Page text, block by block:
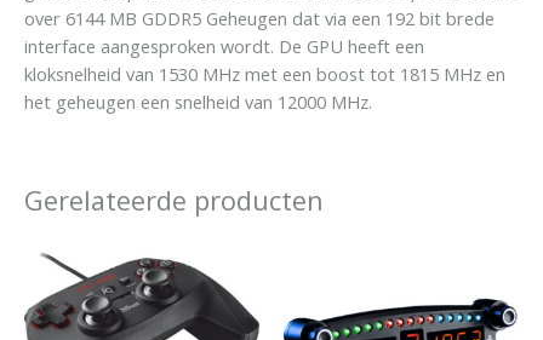
over 6144 MB GDDR5 Geheugen dat via een 192 bit brede
interface aangesproken wordt. De GPU heeft een
kloksnelheid van 1530 MHz met een boost tot 1815 MHz en
het geheugen een snelheid van 12000 MHz.
Gerelateerde producten